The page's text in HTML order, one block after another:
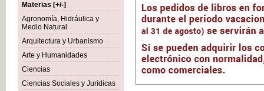
Materias [+/-]
Agronomía, Hidráulica y
Medio Natural
Arquitectura y Urbanismo
Arte y Humanidades
Ciencias
Ciencias Sociales y Jurídicas